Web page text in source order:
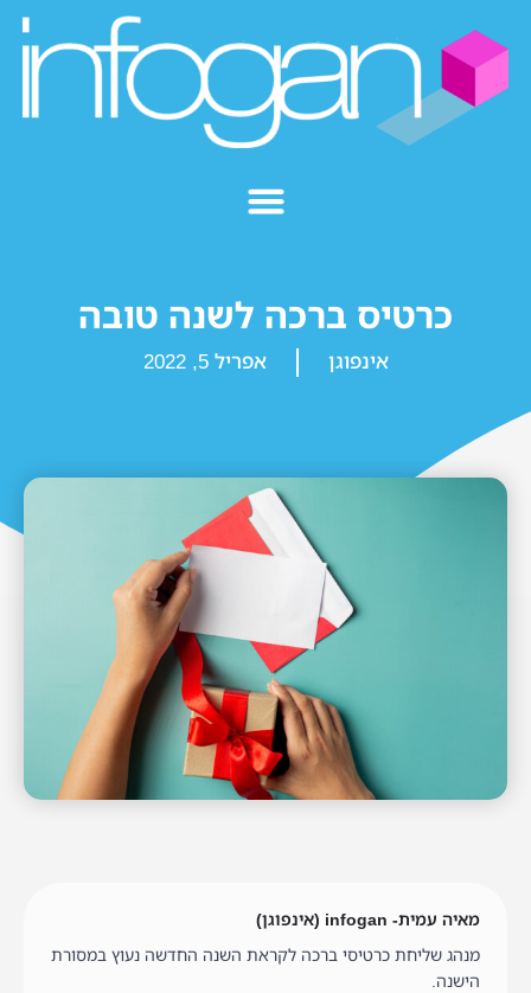
כרטיס ברכה לשנה טובה
אינפוגן אפריל 5, 2022
מאיה עמית- infogan (אינפוגן)
מנהג שליחת כרטיסי ברכה לקראת השנה החדשה נעוץ במסורת
הישנה.